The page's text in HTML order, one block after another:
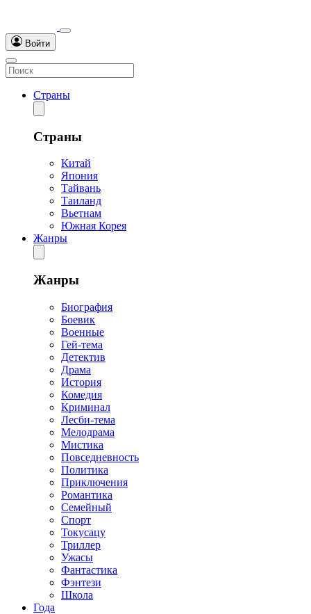
Войти
Страны
Страны
Китай
Япония
Тайвань
Таиланд
Вьетнам
Южная Корея
Жанры
Жанры
Биография
Боевик
Военные
Гей-тема
Детектив
Драма
История
Комедия
Криминал
Лесби-тема
Мелодрама
Мистика
Повседневность
Политика
Приключения
Романтика
Семейный
Спорт
Токусацу
Триллер
Ужасы
Фантастика
Фэнтези
Школа
Года